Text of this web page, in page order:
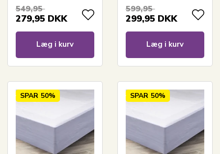
madrasbeskytter
549,95
279,95 DKK
Læg i kurv
madrasbeskytter
599,95
299,95 DKK
Læg i kurv
SPAR 50% SPAR 50%